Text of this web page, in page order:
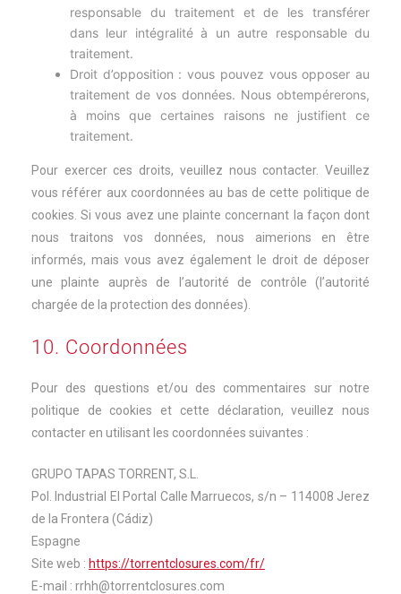
responsable du traitement et de les transférer
dans leur intégralité à un autre responsable du
traitement.
Droit d’opposition : vous pouvez vous opposer au
traitement de vos données. Nous obtempérerons,
à moins que certaines raisons ne justifient ce
traitement.
Pour exercer ces droits, veuillez nous contacter. Veuillez
vous référer aux coordonnées au bas de cette politique de
cookies. Si vous avez une plainte concernant la façon dont
nous traitons vos données, nous aimerions en être
informés, mais vous avez également le droit de déposer
une plainte auprès de l’autorité de contrôle (l’autorité
chargée de la protection des données).
10. Coordonnées
Pour des questions et/ou des commentaires sur notre
politique de cookies et cette déclaration, veuillez nous
contacter en utilisant les coordonnées suivantes :
GRUPO TAPAS TORRENT, S.L.
Pol. Industrial El Portal Calle Marruecos, s/n – 114008 Jerez
de la Frontera (Cádiz)
Espagne
Site web : https://torrentclosures.com/fr/
E-mail : rrhh@torrentclosures.com